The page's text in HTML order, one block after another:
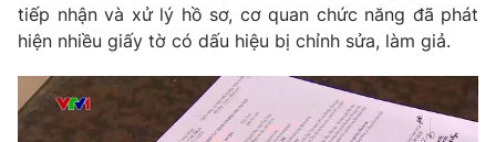
Liên hệ quảng cáo:024-7300.7108
tiếp nhận và xử lý hồ sơ, cơ quan chức năng đã phát
hiện nhiều giấy tờ có dấu hiệu bị chỉnh sửa, làm giả.